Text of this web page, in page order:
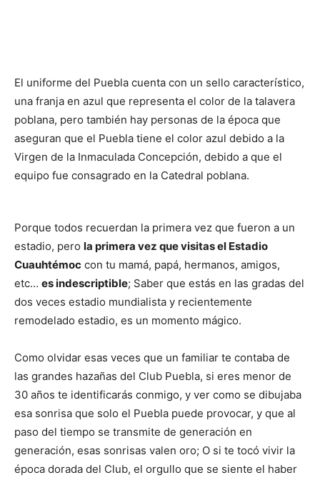
El uniforme del Puebla cuenta con un sello característico,
una franja en azul que representa el color de la talavera
poblana, pero también hay personas de la época que
aseguran que el Puebla tiene el color azul debido a la
Virgen de la Inmaculada Concepción, debido a que el
equipo fue consagrado en la Catedral poblana.
Porque todos recuerdan la primera vez que fueron a un
estadio, pero la primera vez que visitas el Estadio
Cuauhtémoc con tu mamá, papá, hermanos, amigos,
etc… es indescriptible; Saber que estás en las gradas del
dos veces estadio mundialista y recientemente
remodelado estadio, es un momento mágico.
Como olvidar esas veces que un familiar te contaba de
las grandes hazañas del Club Puebla, si eres menor de
30 años te identificarás conmigo, y ver como se dibujaba
esa sonrisa que solo el Puebla puede provocar, y que al
paso del tiempo se transmite de generación en
generación, esas sonrisas valen oro; O si te tocó vivir la
época dorada del Club, el orgullo que se siente el haber